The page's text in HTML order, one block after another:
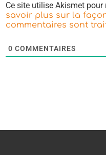
Ce site utilise Akismet
savoir plus sur la
commentaires sont
0 COMMENTAIRES